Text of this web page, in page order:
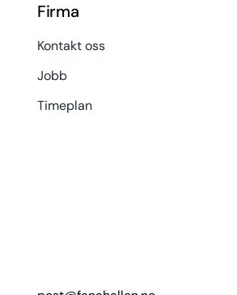
Firma
Kontakt oss
Jobb
Timeplan